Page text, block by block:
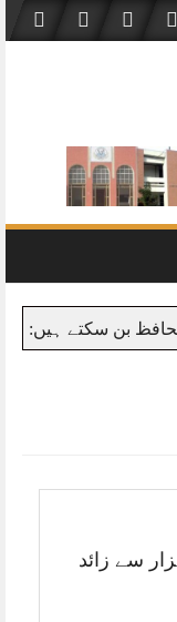
بن سکتے ہیں:
1122 کو گزشتہ ماہ 10 ہزار سے زائد